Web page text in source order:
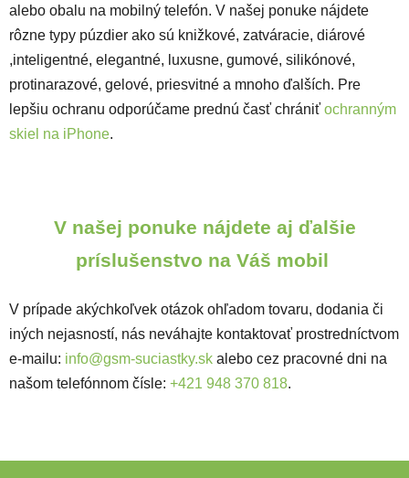
alebo obalu na mobilný telefón. V našej ponuke nájdete
rôzne typy púzdier ako sú knižkové, zatváracie, diárové
,inteligentné, elegantné, luxusne, gumové, silikónové,
protinarazové, gelové, priesvitné a mnoho ďalších. Pre
lepšiu ochranu odporúčame prednú časť chrániť ochranným
skiel na iPhone.
V našej ponuke nájdete aj ďalšie
príslušenstvo na Váš mobil
V prípade akýchkoľvek otázok ohľadom tovaru, dodania či
iných nejasností, nás neváhajte kontaktovať prostredníctvom
e-mailu: info@gsm-suciastky.sk alebo cez pracovné dni na
našom telefónnom čísle: +421 948 370 818.